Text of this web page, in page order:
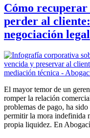
Cómo
perder al
negociación legal
El mayor temor de un
romper la relación
problemas de pago, ha
permitir la mora indefinida
propia liquidez. En